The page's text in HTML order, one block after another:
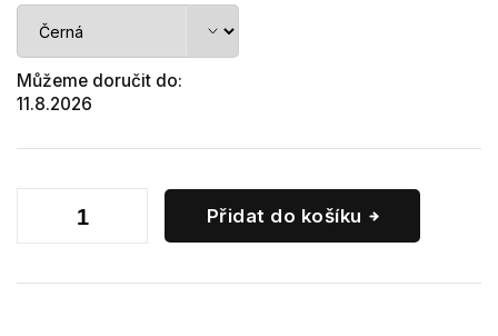
Můžeme doručit do:
11.8.2026
Přidat do košíku